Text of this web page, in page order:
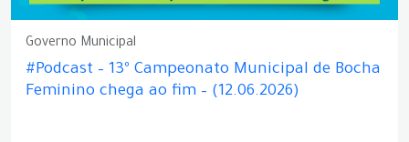
Governo Municipal
#Podcast – 13º Campeonato Municipal de Bocha
Feminino chega ao fim – (12.06.2026)